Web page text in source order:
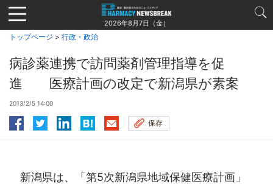
Jump
to
navigation
2026年8月7日（金）
トップページ > 行政・政治
病診薬連携で訪問薬剤管理指導を促
進 医療計画の改定で新潟県が素案
2013/2/5 14:00
保存
新潟県は、「第5次新潟県地域保健医療計画」